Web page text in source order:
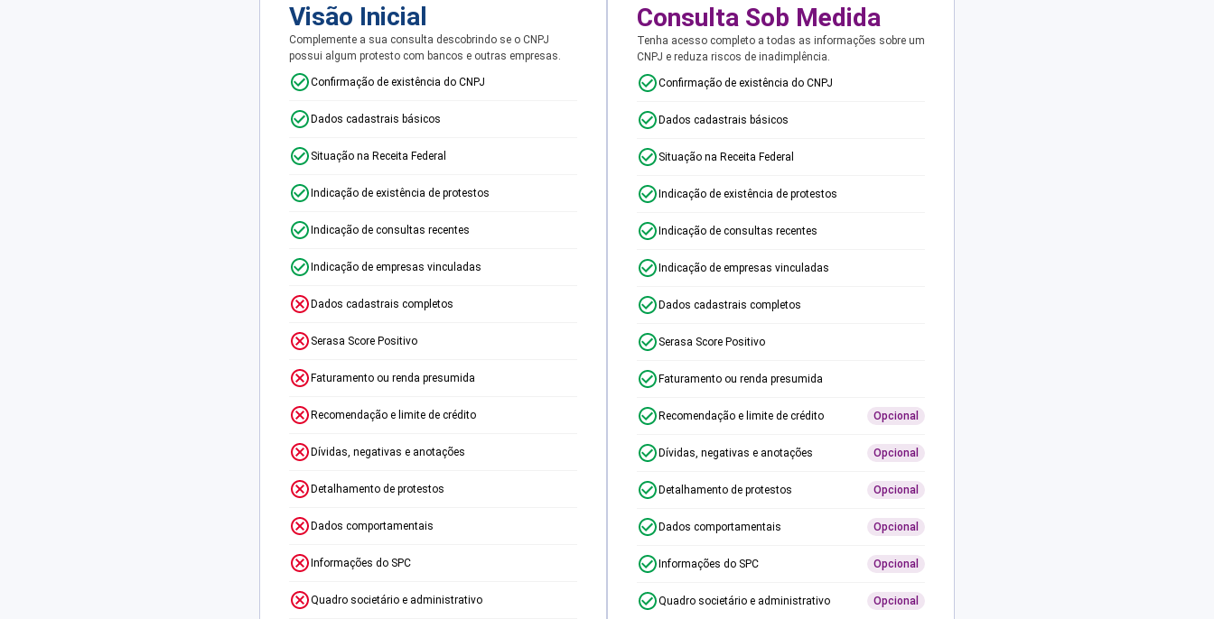
Visão Inicial
Complemente a sua consulta descobrindo se o CNPJ
possui algum protesto com bancos e outras empresas.
Confirmação de existência do CNPJ
Dados cadastrais básicos
Situação na Receita Federal
Indicação de existência de protestos
Indicação de consultas recentes
Indicação de empresas vinculadas
Dados cadastrais completos
Serasa Score Positivo
Faturamento ou renda presumida
Recomendação e limite de crédito
Dívidas, negativas e anotações
Detalhamento de protestos
Dados comportamentais
Informações do SPC
Quadro societário e administrativo
Consulta Sob Medida
Tenha acesso completo a todas as informações sobre um
CNPJ e reduza riscos de inadimplência.
Confirmação de existência do CNPJ
Dados cadastrais básicos
Situação na Receita Federal
Indicação de existência de protestos
Indicação de consultas recentes
Indicação de empresas vinculadas
Dados cadastrais completos
Serasa Score Positivo
Faturamento ou renda presumida
Recomendação e limite de crédito Opcional
Dívidas, negativas e anotações Opcional
Detalhamento de protestos Opcional
Dados comportamentais Opcional
Informações do SPC Opcional
Quadro societário e administrativo Opcional